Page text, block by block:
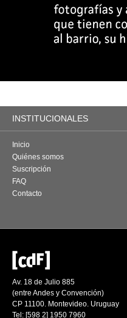
INSTITUCIONALES
Inicio
Quiénes somos
Suscripción
FAQ
Contacto
Av. 18 de Julio 885
(entre Andes y Convención)
CP 11100. Montevideo. Uruguay
Tel: [598 2] 1950 7960